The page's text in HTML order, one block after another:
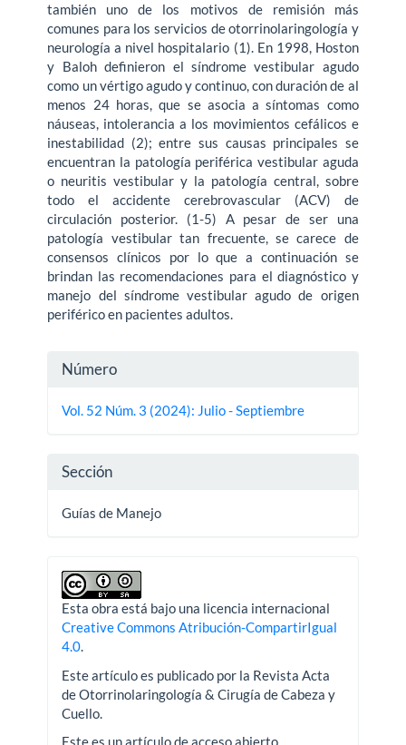
también uno de los motivos de remisión más
comunes para los servicios de otorrinolaringología y
neurología a nivel hospitalario (1). En 1998, Hoston
y Baloh definieron el síndrome vestibular agudo
como un vértigo agudo y continuo, con duración de al
menos 24 horas, que se asocia a síntomas como
náuseas, intolerancia a los movimientos cefálicos e
inestabilidad (2); entre sus causas principales se
encuentran la patología periférica vestibular aguda
o neuritis vestibular y la patología central, sobre
todo el accidente cerebrovascular (ACV) de
circulación posterior. (1-5) A pesar de ser una
patología vestibular tan frecuente, se carece de
consensos clínicos por lo que a continuación se
brindan las recomendaciones para el diagnóstico y
manejo del síndrome vestibular agudo de origen
periférico en pacientes adultos.
Detalles
del
Número
Vol. 52 Núm. 3 (2024): Julio - Septiembre
Sección
Guías de Manejo
Esta obra está bajo una licencia internacional
Creative Commons Atribución-CompartirIgual
4.0.
Este artículo es publicado por la Revista Acta
de Otorrinolaringología & Cirugía de Cabeza y
Cuello.
Este es un artículo de acceso abierto,